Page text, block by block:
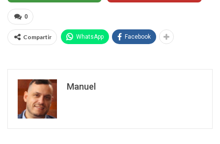
0
Compartir WhatsApp Facebook
Manuel